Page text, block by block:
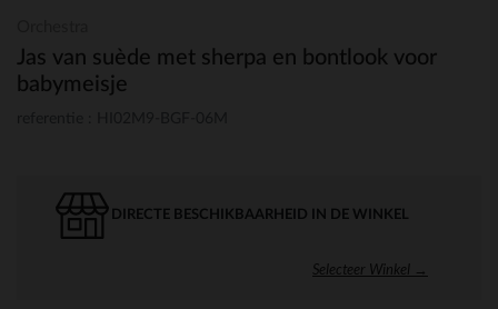
Jas van suède met sherpa en bontlook voor
babymeisje
DIRECTE BESCHIKBAARHEID IN DE WINKEL
Selecteer Winkel →